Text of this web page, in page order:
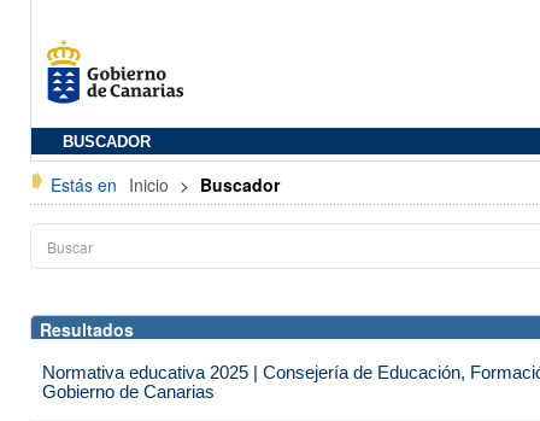
BUSCADOR
Estás en Inicio > Buscador
Resultados
Normativa educativa 2025 | Consejería de Educación,
Gobierno de Canarias